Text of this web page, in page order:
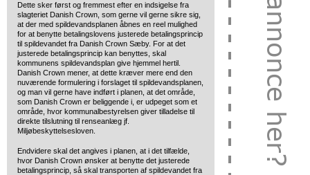
Dette sker først og fremmest efter en indsigelse fra
slagteriet Danish Crown, som gerne vil gerne sikre sig,
at der med spildevandsplanen åbnes en reel mulighed
for at benytte betalingslovens justerede betalingsprincip
til spildevandet fra Danish Crown Sæby. For at det
justerede betalingsprincip kan benyttes, skal
kommunens spildevandsplan give hjemmel hertil.
Danish Crown mener, at dette kræver mere end den
nuværende formulering i forslaget til spildevandsplanen,
og man vil gerne have indført i planen, at det område,
som Danish Crown er beliggende i, er udpeget som et
område, hvor kommunalbestyrelsen giver tilladelse til
direkte tilslutning til renseanlæg jf.
Miljøbeskyttelsesloven.
Endvidere skal det angives i planen, at i det tilfælde,
hvor Danish Crown ønsker at benytte det justerede
betalingsprincip, så skal transporten af spildevandet fra